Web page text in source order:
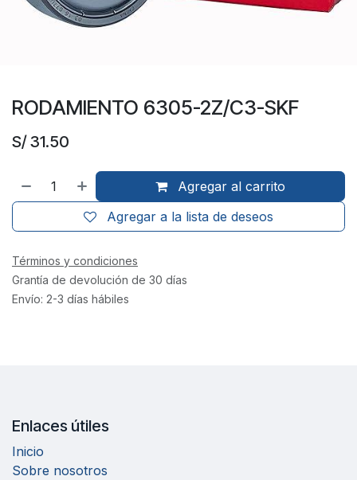
RODAMIENTO 6305-2Z/C3-SKF
S/31.50
Agregar al carrito
Agregar a la lista de deseos
Términos y condiciones
Grantía de devolución de 30 días
Envío: 2-3 días hábiles
Enlaces útiles
Inicio
Sobre nosotros